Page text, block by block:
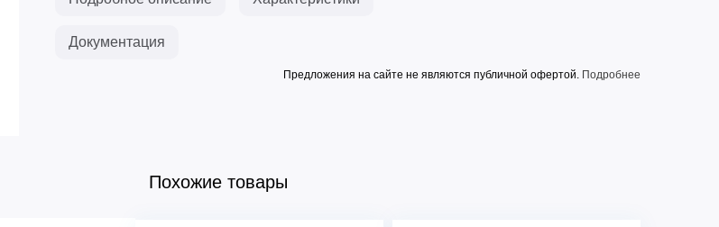
Документация
Предложения на сайте не являются публичной офертой. Подробнее
Похожие товары